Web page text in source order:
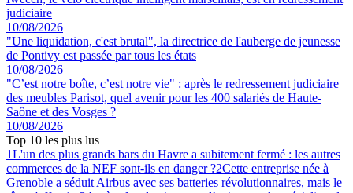
judiciaire
10/08/2026
"Une liquidation, c'est brutal", la directrice de l'auberge de jeunesse
de Pontivy est passée par tous les états
10/08/2026
"C’est notre boîte, c’est notre vie" : après le redressement judiciaire
des meubles Parisot, quel avenir pour les 400 salariés de Haute-
Saône et des Vosges ?
10/08/2026
Top 10 les plus lus
1L'un des plus grands bars du Havre a subitement fermé : les autres
commerces de la NEF sont-ils en danger ?2Cette entreprise née à
Grenoble a séduit Airbus avec ses batteries révolutionnaires, mais le